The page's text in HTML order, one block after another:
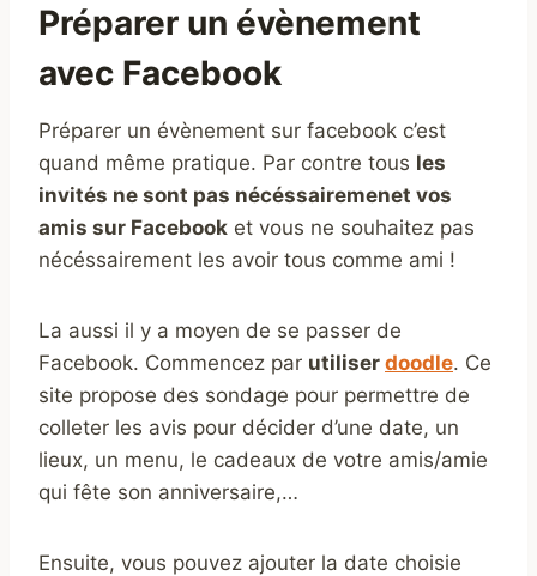
Préparer un évènement
avec Facebook
Préparer un évènement sur facebook c’est
quand même pratique. Par contre tous les
invités ne sont pas nécéssairemenet vos
amis sur Facebook et vous ne souhaitez pas
nécéssairement les avoir tous comme ami !
La aussi il y a moyen de se passer de
Facebook. Commencez par utiliser doodle. Ce
site propose des sondage pour permettre de
colleter les avis pour décider d’une date, un
lieux, un menu, le cadeaux de votre amis/amie
qui fête son anniversaire,…
Ensuite, vous pouvez ajouter la date choisie